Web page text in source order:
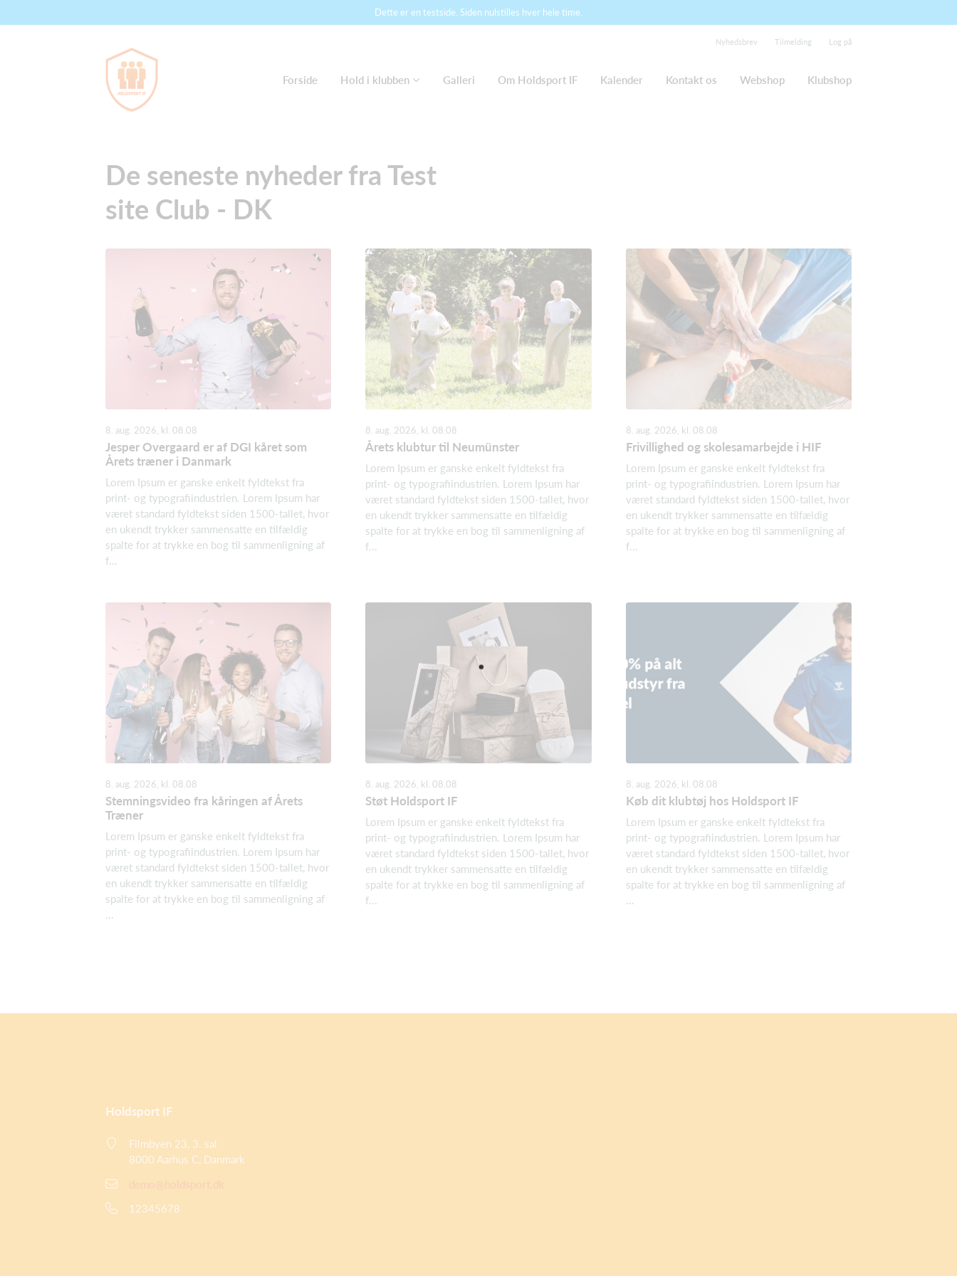
Dette er en testside. Siden nulstilles hver hele time.
Nyhedsbrev Tilmelding Log på
Forside Hold i klubben Galleri Om Holdsport IF Kalender Kontakt os Webshop Klubshop
De seneste nyheder fra Test
site Club - DK
8. aug. 2026, kl. 08.08
Jesper Overgaard er af DGI kåret som
Årets træner i Danmark
Lorem Ipsum er ganske enkelt fyldtekst fra
print- og typografiindustrien. Lorem Ipsum har
været standard fyldtekst siden 1500-tallet, hvor
en ukendt trykker sammensatte en tilfældig
spalte for at trykke en bog til sammenligning af
f...
8. aug. 2026, kl. 08.08
Årets klubtur til Neumünster
Lorem Ipsum er ganske enkelt fyldtekst fra
print- og typografiindustrien. Lorem Ipsum har
været standard fyldtekst siden 1500-tallet, hvor
en ukendt trykker sammensatte en tilfældig
spalte for at trykke en bog til sammenligning af
f...
8. aug. 2026, kl. 08.08
Frivillighed og skolesamarbejde i HIF
Lorem Ipsum er ganske enkelt fyldtekst fra
print- og typografiindustrien. Lorem Ipsum har
været standard fyldtekst siden 1500-tallet, hvor
en ukendt trykker sammensatte en tilfældig
spalte for at trykke en bog til sammenligning af
f...
8. aug. 2026, kl. 08.08
Stemningsvideo fra kåringen af Årets
Træner
Lorem Ipsum er ganske enkelt fyldtekst fra
print- og typografiindustrien. Lorem Ipsum har
været standard fyldtekst siden 1500-tallet, hvor
en ukendt trykker sammensatte en tilfældig
spalte for at trykke en bog til sammenligning af
...
8. aug. 2026, kl. 08.08
Støt Holdsport IF
Lorem Ipsum er ganske enkelt fyldtekst fra
print- og typografiindustrien. Lorem Ipsum har
været standard fyldtekst siden 1500-tallet, hvor
en ukendt trykker sammensatte en tilfældig
spalte for at trykke en bog til sammenligning af
f...
8. aug. 2026, kl. 08.08
Køb dit klubtøj hos Holdsport IF
Lorem Ipsum er ganske enkelt fyldtekst fra
print- og typografiindustrien. Lorem Ipsum har
været standard fyldtekst siden 1500-tallet, hvor
en ukendt trykker sammensatte en tilfældig
spalte for at trykke en bog til sammenligning af
...
Holdsport IF
Filmbyen 23, 3. sal
8000 Aarhus C, Danmark
12345678